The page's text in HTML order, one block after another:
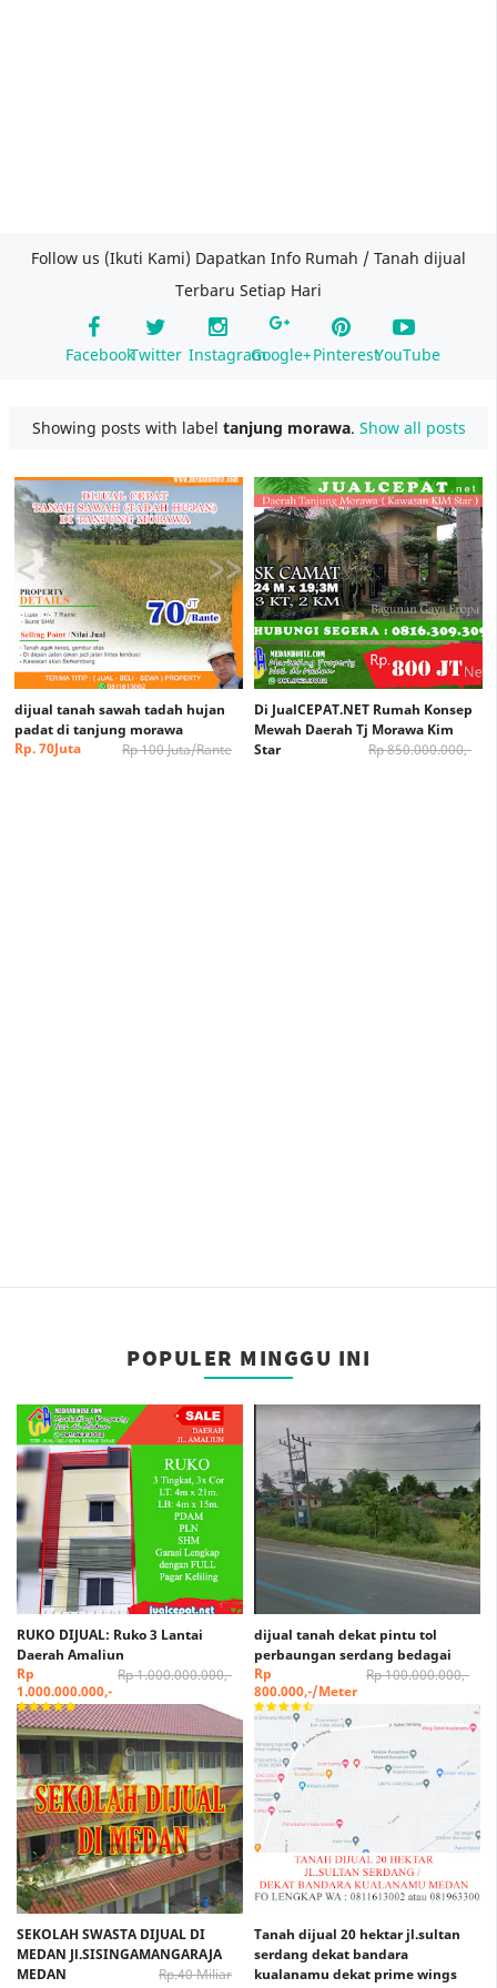
Follow us (Ikuti Kami) Dapatkan Info Rumah / Tanah dijual
Terbaru Setiap Hari
FacebookTwitter InstagramGoogle+PinterestYouTube
Showing posts with label tanjung morawa. Show all posts
dijual tanah sawah tadah hujan
padat di tanjung morawa
Rp 100 Juta/Rante
Rp. 70Juta
Di JualCEPAT.NET Rumah Konsep
Mewah Daerah Tj Morawa Kim
Star
Rp 850.000.000,-
POPULER MINGGU INI
RUKO DIJUAL: Ruko 3 Lantai
Daerah Amaliun
Rp 1.000.000.000,-
Rp
1.000.000.000,-
dijual tanah dekat pintu tol
perbaungan serdang bedagai
Rp 100.000.000,-
Rp
800.000,-/Meter
SEKOLAH SWASTA DIJUAL DI
MEDAN Jl.SISINGAMANGARAJA
MEDAN
Rp.40 Miliar
Tanah dijual 20 hektar jl.sultan
serdang dekat bandara
kualanamu dekat prime wings